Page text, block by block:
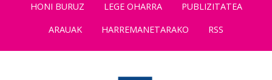
HONI BURUZ LEGE OHARRA
PUBLIZITATEA
ARAUAK
HARREMANETARAKO RSS